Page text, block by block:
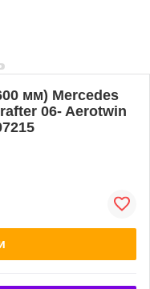
мм) Mercedes
06- Aerotwin